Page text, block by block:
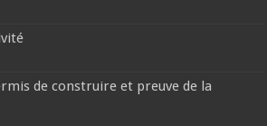
de construire et preuve de la